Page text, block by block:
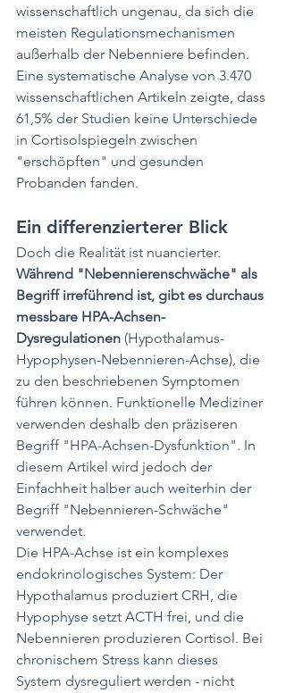
wissenschaftlich ungenau, da sich die
meisten Regulationsmechanismen
außerhalb der Nebenniere befinden.
Eine systematische Analyse von 3.470
wissenschaftlichen Artikeln zeigte, dass
61,5% der Studien keine Unterschiede
in Cortisolspiegeln zwischen
"erschöpften" und gesunden
Probanden fanden.
Ein differenzierterer Blick
Doch die Realität ist nuancierter.
Während "Nebennierenschwäche" als
Begriff irreführend ist, gibt es durchaus
messbare HPA-Achsen-
Dysregulationen (Hypothalamus-
Hypophysen-Nebennieren-Achse), die
zu den beschriebenen Symptomen
führen können. Funktionelle Mediziner
verwenden deshalb den präziseren
Begriff "HPA-Achsen-Dysfunktion". In
diesem Artikel wird jedoch der
Einfachheit halber auch weiterhin der
Begriff "Nebennieren-Schwäche"
verwendet.
Die HPA-Achse ist ein komplexes
endokrinologisches System: Der
Hypothalamus produziert CRH, die
Hypophyse setzt ACTH frei, und die
Nebennieren produzieren Cortisol. Bei
chronischem Stress kann dieses
System dysreguliert werden - nicht